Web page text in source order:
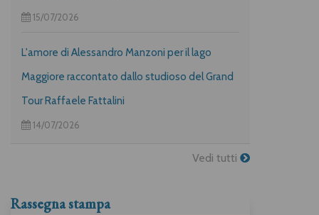
15/07/2026
L'amore di Alessandro Manzoni per il lago
Maggiore raccontato dallo studioso del Grand
Tour Raffaele Fattalini
14/07/2026
Vedi tutti
Rassegna stampa